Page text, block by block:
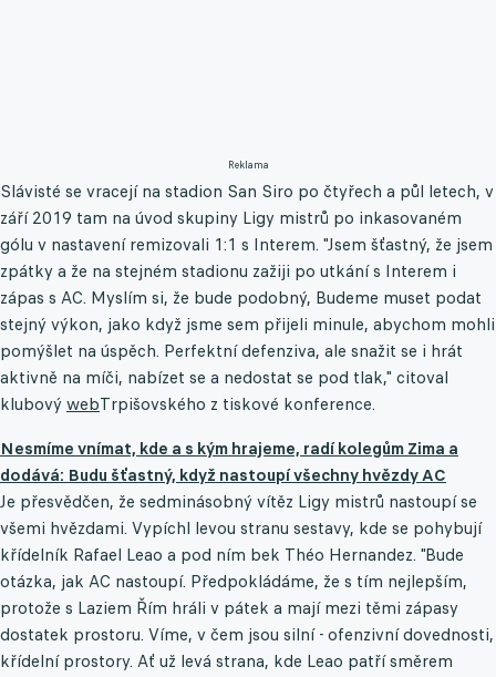
Reklama
Slávisté se vracejí na stadion San Siro po čtyřech a půl letech, v
září 2019 tam na úvod skupiny Ligy mistrů po inkasovaném
gólu v nastavení remizovali 1:1 s Interem. "Jsem šťastný, že jsem
zpátky a že na stejném stadionu zažiji po utkání s Interem i
zápas s AC. Myslím si, že bude podobný, Budeme muset podat
stejný výkon, jako když jsme sem přijeli minule, abychom mohli
pomýšlet na úspěch. Perfektní defenziva, ale snažit se i hrát
aktivně na míči, nabízet se a nedostat se pod tlak," citoval
klubový webTrpišovského z tiskové konference.
Nesmíme vnímat, kde a s kým hrajeme, radí kolegům Zima a
dodává: Budu šťastný, když nastoupí všechny hvězdy AC
Je přesvědčen, že sedminásobný vítěz Ligy mistrů nastoupí se
všemi hvězdami. Vypíchl levou stranu sestavy, kde se pohybují
křídelník Rafael Leao a pod ním bek Théo Hernandez. "Bude
otázka, jak AC nastoupí. Předpokládáme, že s tím nejlepším,
protože s Laziem Řím hráli v pátek a mají mezi těmi zápasy
dostatek prostoru. Víme, v čem jsou silní - ofenzivní dovednosti,
křídelní prostory. Ať už levá strana, kde Leao patří směrem